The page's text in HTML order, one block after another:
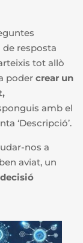
resposta
tot allò
poder crear un
amb el
‘Descripció’.
nos a
aviat, un